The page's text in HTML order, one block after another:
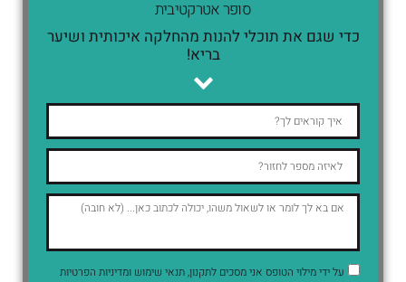
סופר אטרקטיבית
כדי שגם את תוכלי להנות מהחלקה איכותית ושיער
בריא!
על ידי מילוי הטופס אני מסכים לתקנון, תנאי שימוש ומדיניות הפרטיות